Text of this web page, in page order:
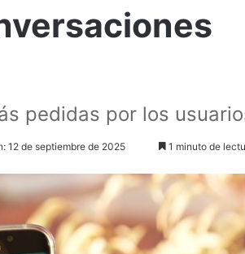
pedidas por los
12 de septiembre de 2025 1 minuto de